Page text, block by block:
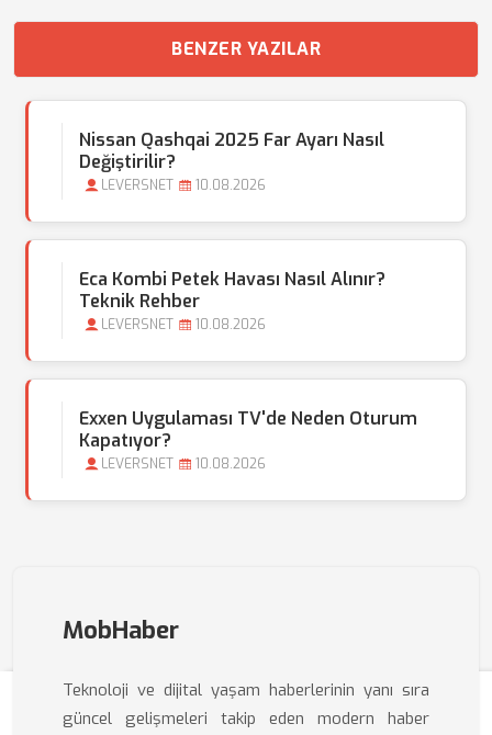
BENZER YAZILAR
Nissan Qashqai 2025 Far Ayarı Nasıl
Değiştirilir?
LEVERSNET 10.08.2026
Eca Kombi Petek Havası Nasıl Alınır?
Teknik Rehber
LEVERSNET 10.08.2026
Exxen Uygulaması TV'de Neden Oturum
Kapatıyor?
LEVERSNET 10.08.2026
MobHaber
Teknoloji ve dijital yaşam haberlerinin yanı sıra
güncel gelişmeleri takip eden modern haber